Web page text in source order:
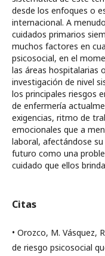
desde los enfoques o
internacional. A
cuidados primarios
muchos factores en
psicosocial, en el
las áreas hospitalarias
investigación de nivel
los principales riesgos
de enfermería
exigencias, ritmo de
emocionales que a
laboral, afectándose
futuro como una
cuidado que ellos
Citas
• Orozco, M. Vásquez,
de riesgo psicosocial